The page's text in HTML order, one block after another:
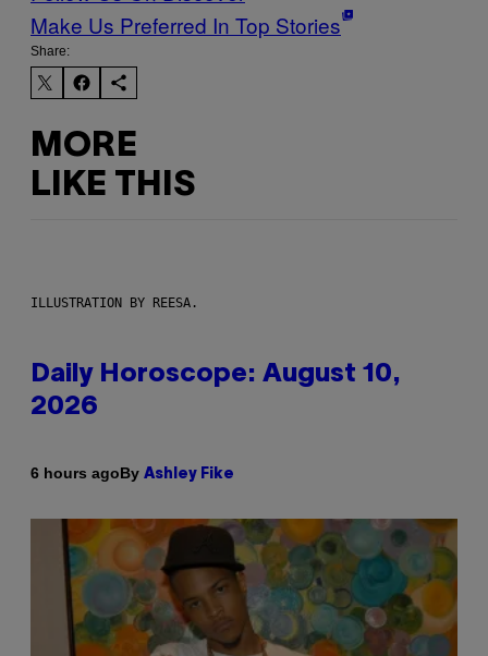
Make Us Preferred In Top Stories
Share:
MORE
LIKE THIS
ILLUSTRATION BY REESA.
Daily Horoscope: August 10,
2026
6 hours agoBy Ashley Fike